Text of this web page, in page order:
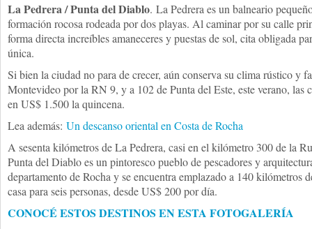
La Pedrera / Punta del Diablo. La Pedrera es un balneario
formación rocosa rodeada por dos playas. Al caminar por su calle
forma directa increíbles amaneceres y puestas de sol, cita obligada
única.
Si bien la ciudad no para de crecer, aún conserva su clima rústico y
Montevideo por la RN 9, y a 102 de Punta del Este, este verano, las
en US$ 1.500 la quincena.
Lea además: Un descanso oriental en Costa de Rocha
A sesenta kilómetros de La Pedrera, casi en el kilómetro 300 de la
Punta del Diablo es un pintoresco pueblo de pescadores y
departamento de Rocha y se encuentra emplazado a 140 kilómetros
casa para seis personas, desde US$ 200 por día.
CONOCÉ ESTOS DESTINOS EN ESTA FOTOGALERÍA